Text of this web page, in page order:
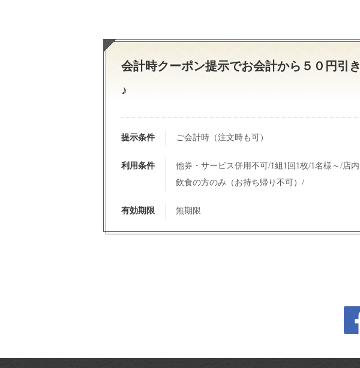
会計時クーポン提示でお会計から５０円引き
♪
提示条件 ご会計時（注文時も可）
利用条件
他券・サービス併用不可/1組1回1枚/1名様～/店内
飲食の方のみ（お持ち帰り不可）/
有効期限 無期限